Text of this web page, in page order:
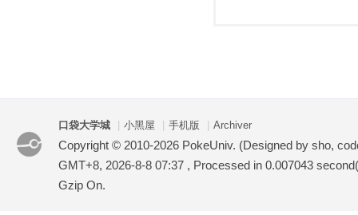
口袋大学城 小黑屋 手机版 Archiver
Copyright © 2010-2026 PokeUniv. (Designed by sho,
GMT+8, 2026-8-8 07:37 , Processed in 0.007043
Gzip On.